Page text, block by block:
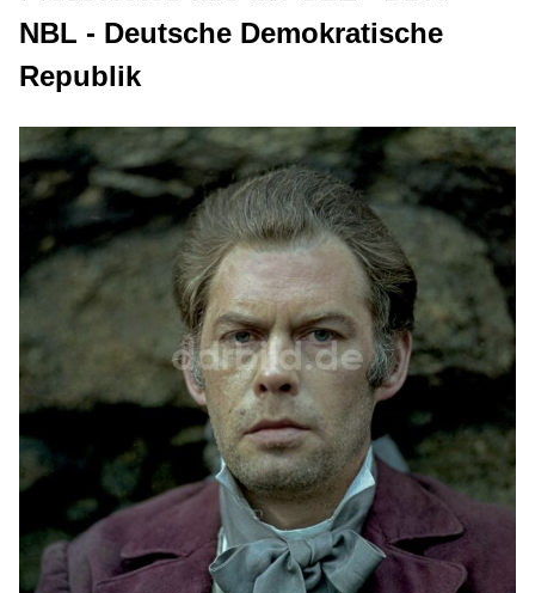
NBL - Deutsche Demokratische
Republik